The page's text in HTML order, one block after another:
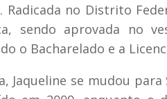
Radicada no Distrito
sendo aprovada no
o Bacharelado e a
Jaqueline se mudou